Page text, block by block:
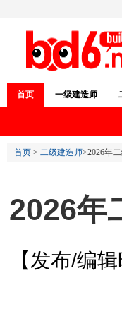
首页 一级建造师
首页 > 二级建造师>2026年
2026年
【发布/编